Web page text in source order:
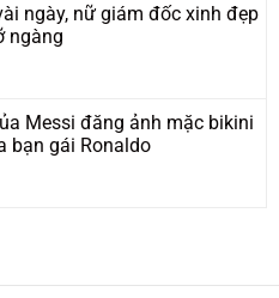
ngày, nữ giám đốc xinh đẹp
ngàng
Messi đăng ảnh mặc bikini
bạn gái Ronaldo